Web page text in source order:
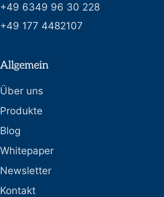
+49 6349 96 30 228
+49 177 4482107
Allgemein
Über uns
Produkte
Blog
Whitepaper
Newsletter
Kontakt